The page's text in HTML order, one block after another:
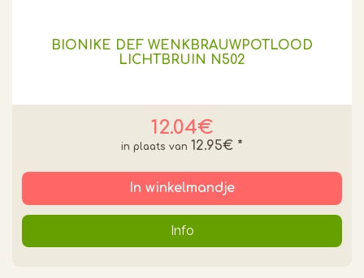
BIONIKE DEF WENKBRAUWPOTLOOD
LICHTBRUIN N502
12.04€
12.95€ *
In winkelmandje
Info